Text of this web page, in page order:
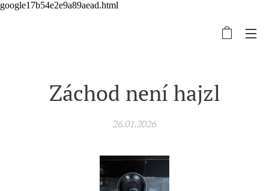
google17b54e2e9a89aead.html
Záchod není hajzl
26.01.2026